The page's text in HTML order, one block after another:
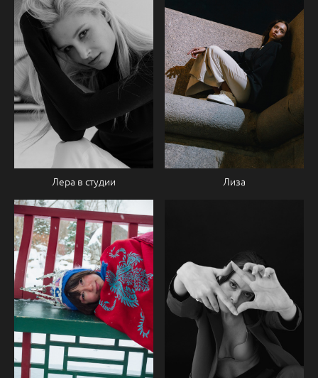
Лера в студии Лиза